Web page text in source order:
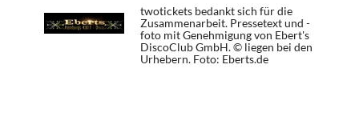
twotickets bedankt sich für die
Zusammenarbeit. Pressetext und -
foto mit Genehmigung von Ebert's
DiscoClub GmbH. © liegen bei den
Urhebern. Foto: Eberts.de